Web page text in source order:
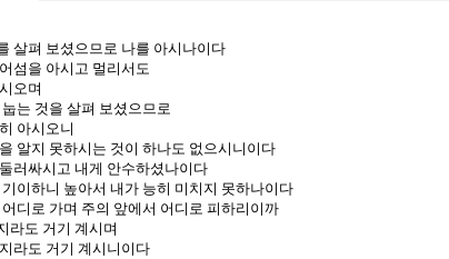
살펴 보셨으므로 나를 아시나이다
섬을 아시고 멀리서도
오며
는 것을 살펴 보셨으므로
아시오니
알지 못하시는 것이 하나도 없으시니이다
둘러싸시고 내게 안수하셨나이다
이하니 높아서 내가 능히 미치지 못하나이다
디로 가며 주의 앞에서 어디로 피하리이까
라도 거기 계시며
라도 거기 계시니이다